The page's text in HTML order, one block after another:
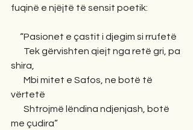
fuqinë e njëjtë të sensit poetik:
     “Pasionet e çastit i djegim si rrufetë
shira,
vërtetë
me çudira”